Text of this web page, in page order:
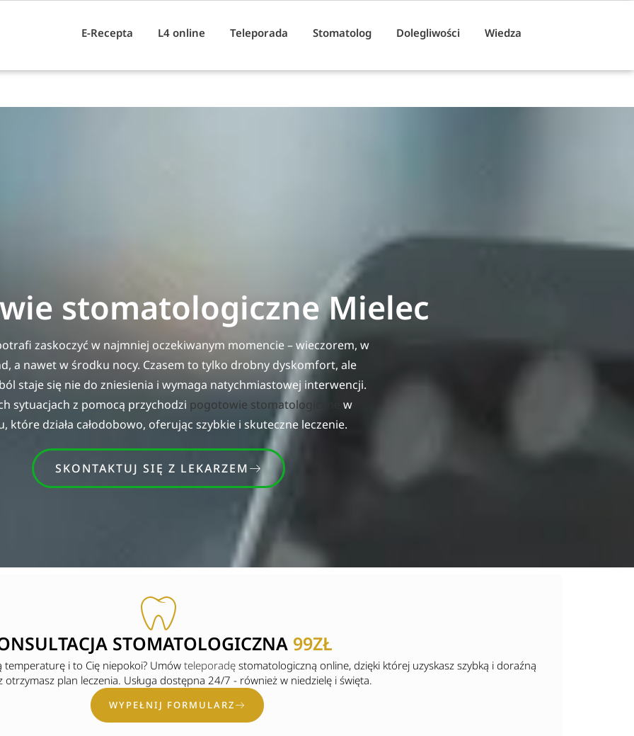
E-Recepta L4 online Teleporada Stomatolog Dolegliwości Wiedza
stomatologiczne Mielec
zaskoczyć w najmniej oczekiwanym momencie – wieczorem, w
a nawet w środku nocy. Czasem to tylko drobny dyskomfort, ale
staje się nie do zniesienia i wymaga natychmiastowej interwencji.
sytuacjach z pomocą przychodzi pogotowie stomatologiczne
w
które działa całodobowo, oferując szybkie i skuteczne leczenie.
SKONTAKTUJ SIĘ Z LEKARZEM
STOMATOLOGICZNA 99ZŁ
temperaturę i to Cię niepokoi? Umów teleporadęstomatologiczną online, dzięki której uzyskasz szybką i doraźną
plan leczenia. Usługa dostępna 24/7 - również w niedzielę i święta.
WYPEŁNIJ FORMULARZ